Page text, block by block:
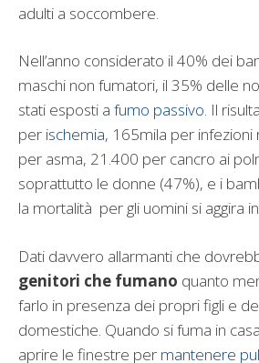
adulti a soccombere.
Nell’anno considerato il 40% dei
maschi non fumatori, il 35% delle
stati esposti a fumo passivo. Il
per ischemia, 165mila per
per asma, 21.400 per cancro ai
soprattutto le donne (47%), e i
la mortalità per gli uomini si aggira
Dati davvero allarmanti che
genitori che fumano quanto
farlo in presenza dei propri figli e
domestiche. Quando si fuma in
aprire le finestre per mantenere